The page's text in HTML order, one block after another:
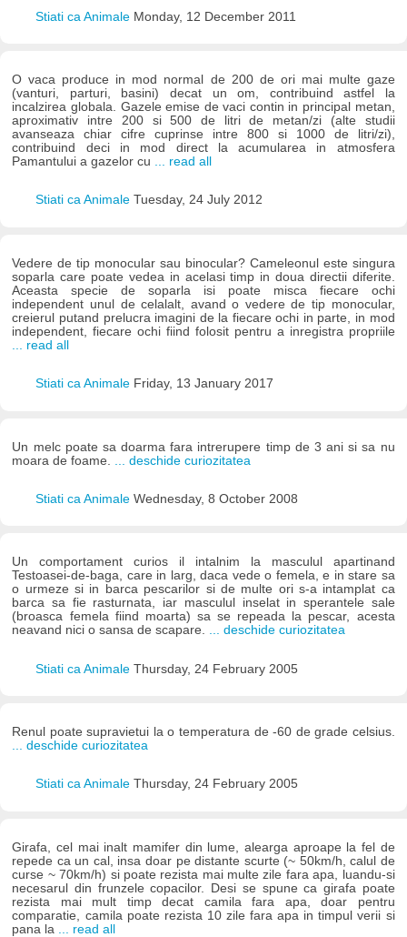
Stiati ca Animale Monday, 12 December 2011
O vaca produce in mod normal de 200 de ori mai multe gaze
(vanturi, parturi, basini) decat un om, contribuind astfel la
incalzirea globala. Gazele emise de vaci contin in principal metan,
aproximativ intre 200 si 500 de litri de metan/zi (alte studii
avanseaza chiar cifre cuprinse intre 800 si 1000 de litri/zi),
contribuind deci in mod direct la acumularea in atmosfera
Pamantului a gazelor cu ... read all
Stiati ca Animale Tuesday, 24 July 2012
Vedere de tip monocular sau binocular? Cameleonul este singura
soparla care poate vedea in acelasi timp in doua directii diferite.
Aceasta specie de soparla isi poate misca fiecare ochi
independent unul de celalalt, avand o vedere de tip monocular,
creierul putand prelucra imagini de la fiecare ochi in parte, in mod
independent, fiecare ochi fiind folosit pentru a inregistra propriile
... read all
Stiati ca Animale Friday, 13 January 2017
Un melc poate sa doarma fara intrerupere timp de 3 ani si sa nu
moara de foame.
... deschide curiozitatea
Stiati ca Animale Wednesday, 8 October 2008
Un comportament curios il intalnim la masculul apartinand
Testoasei-de-baga, care in larg, daca vede o femela, e in stare sa
o urmeze si in barca pescarilor si de multe ori s-a intamplat ca
barca sa fie rasturnata, iar masculul inselat in sperantele sale
(broasca femela fiind moarta) sa se repeada la pescar, acesta
neavand nici o sansa de scapare. ... deschide curiozitatea
Stiati ca Animale Thursday, 24 February 2005
Renul poate supravietui la o temperatura de -60 de grade celsius.
... deschide curiozitatea
Stiati ca Animale Thursday, 24 February 2005
Girafa, cel mai inalt mamifer din lume, alearga aproape la fel de
repede ca un cal, insa doar pe distante scurte (~ 50km/h, calul de
curse ~ 70km/h) si poate rezista mai multe zile fara apa, luandu-si
necesarul din frunzele copacilor. Desi se spune ca girafa poate
rezista mai mult timp decat camila fara apa, doar pentru
comparatie, camila poate rezista 10 zile fara apa in timpul verii si
pana la
... read all